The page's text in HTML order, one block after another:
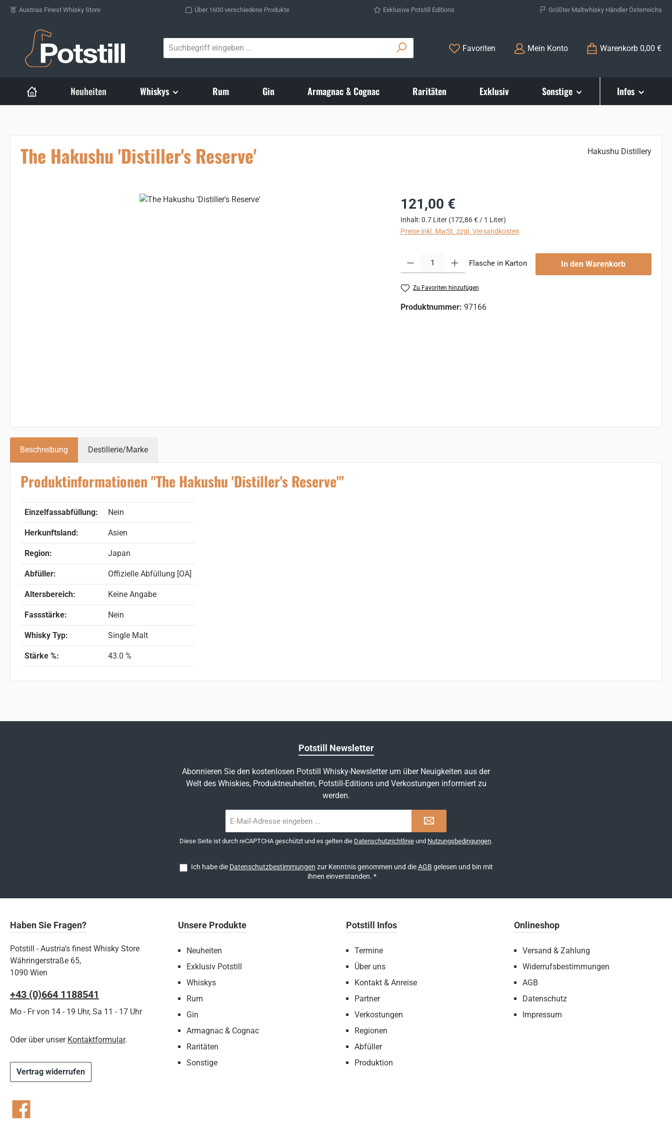
Zum Hauptinhalt springen
Austrias Finest Whisky Store Über 1600 verschiedene Produkte Exklusive Potstill Editions Größter Maltwhisky Händler Österreichs
Favoriten Du hast 0 Produkte auf dem Merkzettel
Mein Konto Warenkorb 0,00 €
Neuheiten Whiskys Rum Gin Armagnac & Cognac Raritäten Exklusiv Sonstige Infos
The Hakushu 'Distiller's Reserve' Hakushu Distillery
Regulärer Preis:
121,00 €
Inhalt:0.7 Liter (172,86 € / 1 Liter)
Preise inkl. MwSt. zzgl. Versandkosten
Produkt Anzahl: Gib den gewünschten Wert ein oder benutze die Schaltflächen um die
Flasche in Karton In den Warenkorb
Zu Favoriten hinzufügen
Produktnummer: 97166
Beschreibung Destillerie/Marke
Produktinformationen "The Hakushu 'Distiller's Reserve'"
Einzelfassabfüllung: Nein
Herkunftsland: Asien
Region: Japan
Abfüller: Offizielle Abfüllung [OA]
Altersbereich: Keine Angabe
Fassstärke: Nein
Whisky Typ: Single Malt
Stärke %: 43.0 %
Potstill Newsletter
Abonnieren Sie den kostenlosen Potstill Whisky-Newsletter um über Neuigkeiten aus der
Welt des Whiskies, Produktneuheiten, Potstill-Editions und Verkostungen informiert zu
werden.
Mail-
Diese Seite ist durch reCAPTCHA geschützt und es gelten die Datenschutzrichtlinie und Nutzungsbedingungen.
Ich habe die Datenschutzbestimmungen zur Kenntnis genommen und dieAGB gelesen und bin mit
ihnen einverstanden. *
Haben Sie Fragen?
Potstill - Austria's finest Whisky Store
Währingerstraße 65,
1090 Wien
+43 (0)664 1188541‬
Mo - Fr von 14 - 19 Uhr, Sa 11 - 17 Uhr
Oder über unser Kontaktformular.
Vertrag widerrufen
Facebook
Unsere Produkte
Neuheiten
Exklusiv Potstill
Whiskys
Rum
Gin
Armagnac & Cognac
Raritäten
Sonstige
Potstill Infos
Termine
Über uns
Kontakt & Anreise
Partner
Verkostungen
Regionen
Abfüller
Produktion
Onlineshop
Versand & Zahlung
Widerrufsbestimmungen
AGB
Datenschutz
Impressum